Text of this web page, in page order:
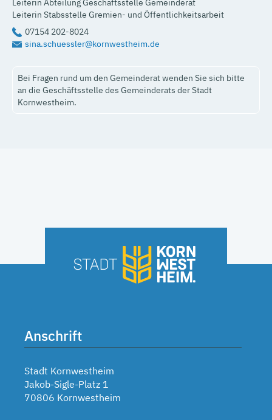
Leiterin Stabsstelle Gremien- und Öffentlichkeitsarbeit
sina.schuessler@kornwestheim.de
07154 202-8024
Bei Fragen rund um den Gemeinderat wenden Sie sich bitte
an die Geschäftsstelle des Gemeinderats der Stadt
Kornwestheim.
Anschrift
Stadt Kornwestheim
Jakob-Sigle-Platz 1
70806 Kornwestheim